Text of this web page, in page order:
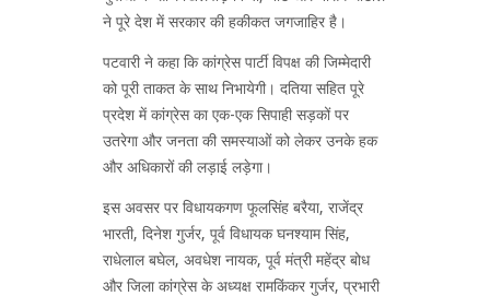
ने पूरे देश में सरकार की हकीकत जगजाहिर है।
पटवारी ने कहा कि कांग्रेस पार्टी विपक्ष की जिम्मेदारी
को पूरी ताकत के साथ निभायेगी। दतिया सहित पूरे
प्रदेश में कांग्रेस का एक-एक सिपाही सड़कों पर
उतरेगा और जनता की समस्याओं को लेकर उनके हक
और अधिकारों की लड़ाई लड़ेगा।
इस अवसर पर विधायकगण फूलसिंह बरैया, राजेंद्र
भारती, दिनेश गुर्जर, पूर्व विधायक घनश्याम सिंह,
राधेलाल बघेल, अवधेश नायक, पूर्व मंत्री महेंद्र बोध
और जिला कांग्रेस के अध्यक्ष रामकिंकर गुर्जर, प्रभारी